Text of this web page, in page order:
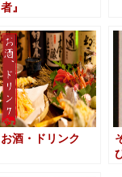
者』
お酒・ドリンク